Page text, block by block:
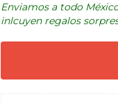
Enviamos a todo
inlcuyen regalos